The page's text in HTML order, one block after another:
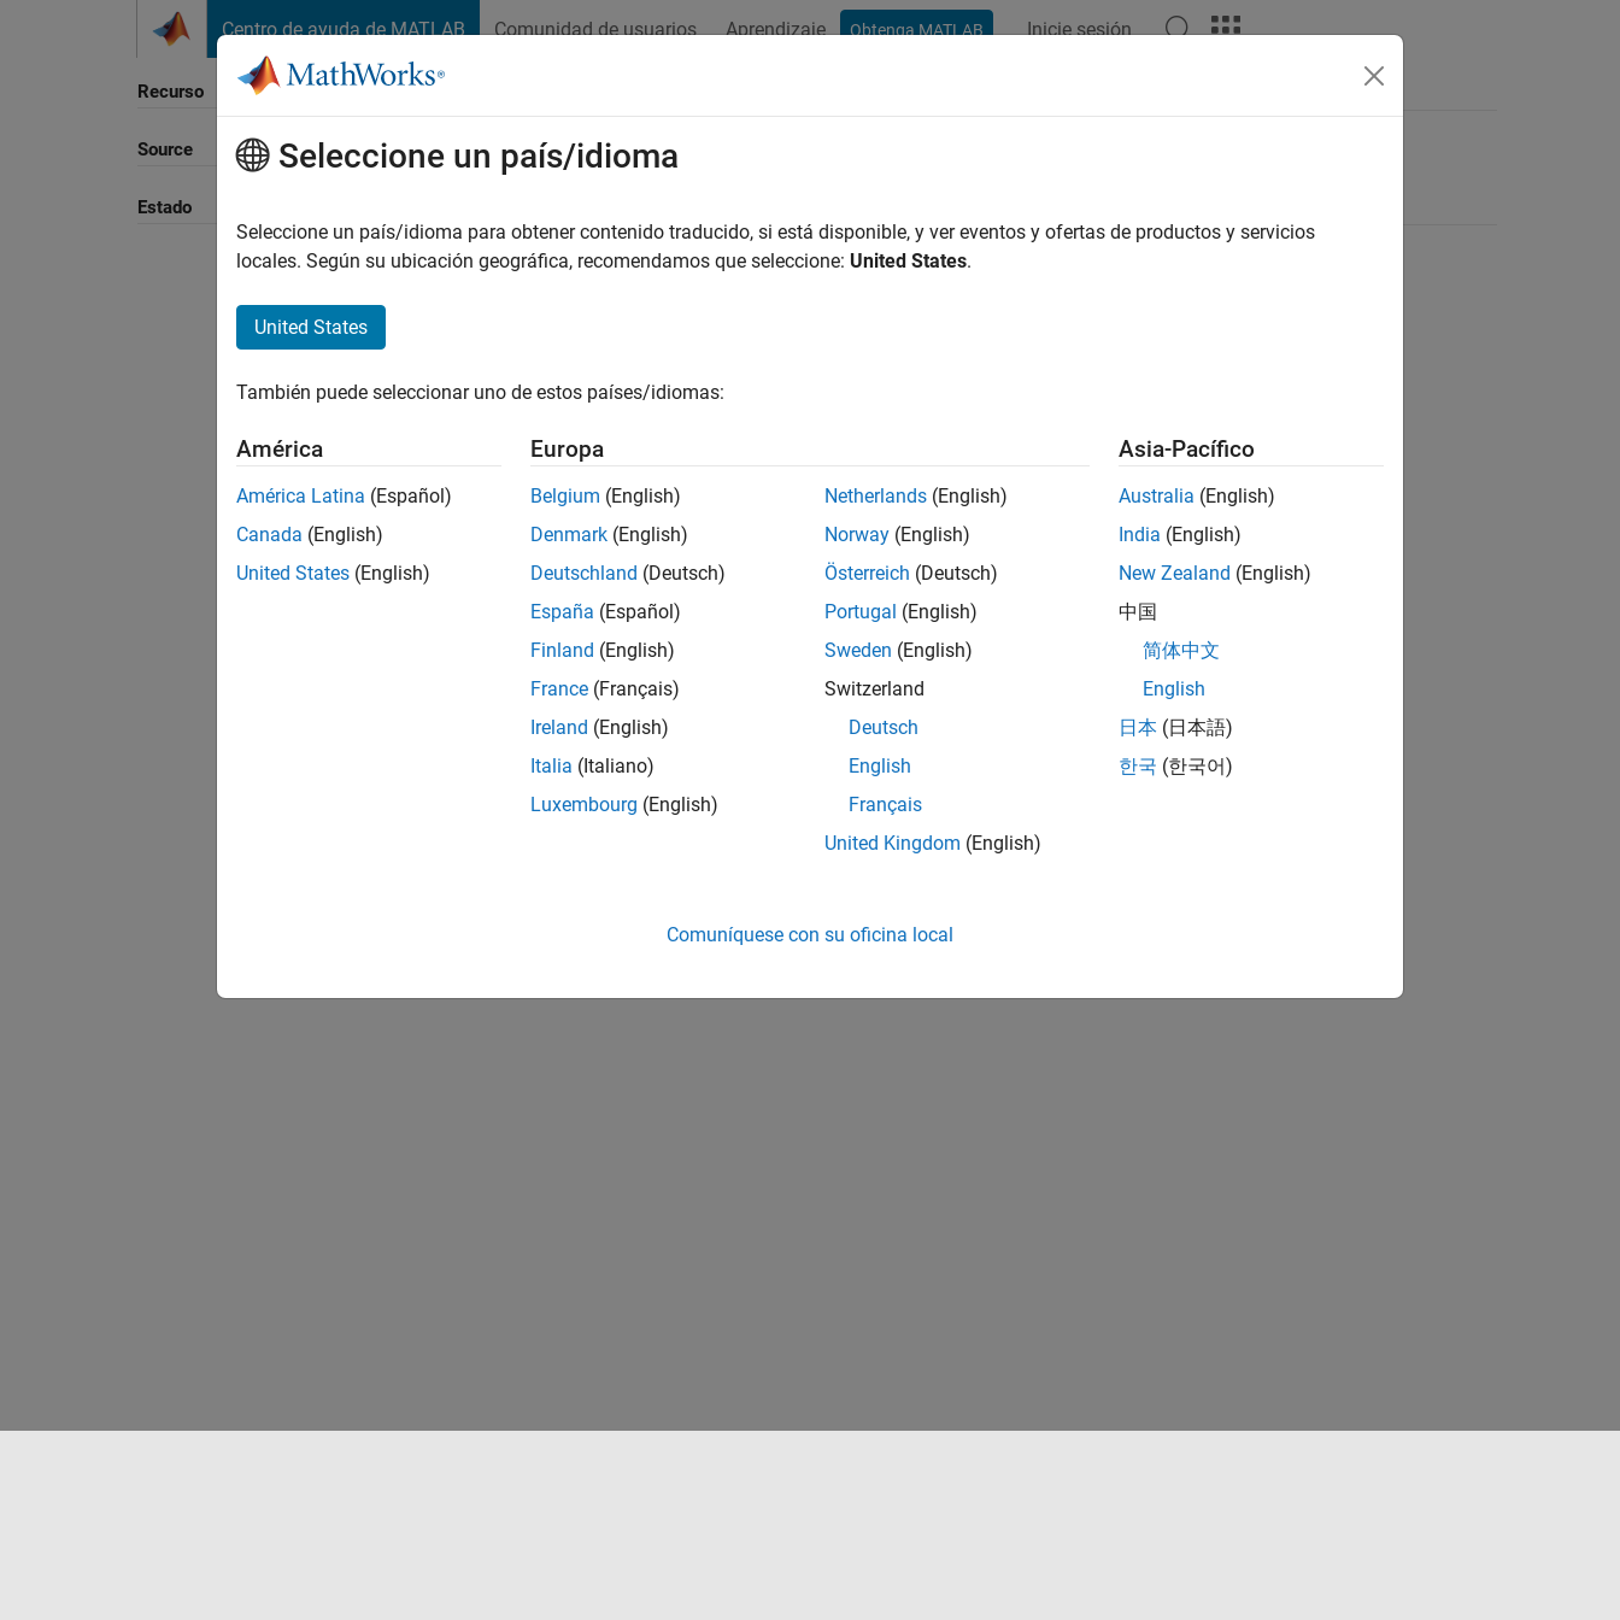
Centro de ayuda de MATLAB Comunidad de usuarios Aprendizaje Obtenga MATLAB Inicie sesión
Recurso
Source
Estado
Ordenar por
Seleccione un país/idioma
Seleccione un país/idioma para obtener contenido traducido, si está disponible, y ver eventos y ofertas de productos y servicios
locales. Según su ubicación geográfica, recomendamos que seleccione: United States.
United States
También puede seleccionar uno de estos países/idiomas:
América
América Latina (Español)
Canada (English)
United States (English)
Europa
Belgium (English)
Denmark (English)
Deutschland (Deutsch)
España (Español)
Finland (English)
France (Français)
Ireland (English)
Italia (Italiano)
Luxembourg (English)
Netherlands (English)
Norway (English)
Österreich (Deutsch)
Portugal (English)
Sweden (English)
Switzerland
Deutsch
English
Français
United Kingdom (English)
Asia-Pacífico
Australia (English)
India (English)
New Zealand (English)
中国
简体中文
English
日本 (日本語)
한국 (한국어)
Comuníquese con su oficina local